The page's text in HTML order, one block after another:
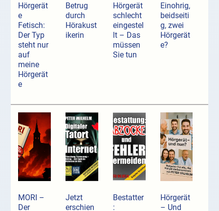
Hörgerät
e
Fetisch:
Der Typ
steht nur
auf
meine
Hörgerät
e
Betrug
durch
Hörakust
ikerin
Hörgerät
schlecht
eingestel
lt – Das
müssen
Sie tun
Einohrig,
beidseiti
g, zwei
Hörgerät
e?
MORI –
Der
Jetzt
erschien
Bestatter
:
Hörgerät
– Und